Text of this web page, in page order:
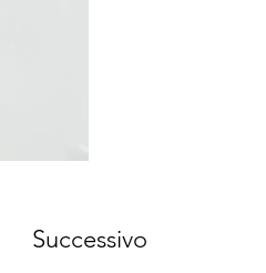
Successivo